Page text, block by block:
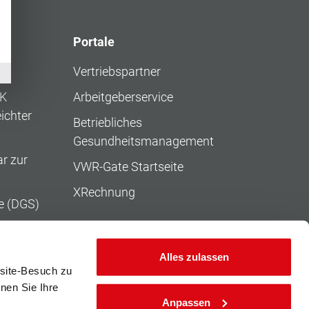
Besuch zu
Sie Ihre
Alles zulassen
Anpassen
zur
(DGS)
Portale
Vertriebspartner
Arbeitgeberservice
Betriebliches
Gesundheitsmanagement
VWR-Gate Startseite
XRechnung